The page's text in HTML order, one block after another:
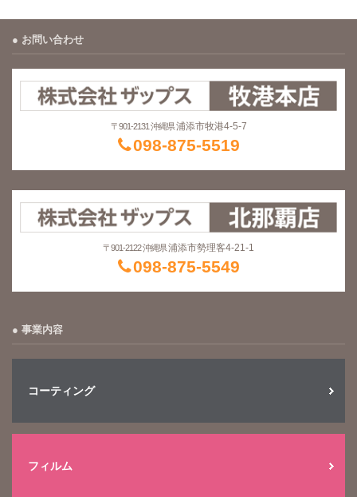
お問い合わせ
〒901-2131 沖縄県 浦添市牧港4-5-7
098-875-5519
〒901-2122 沖縄県浦添市勢理客4-21-1
098-875-5549
事業内容
コーティング
フィルム